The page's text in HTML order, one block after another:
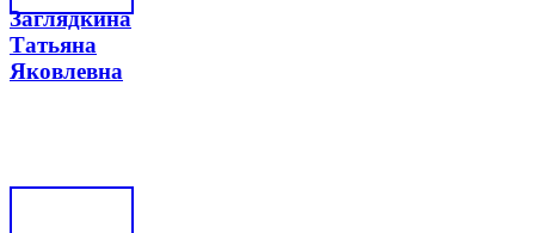
Заглядкина
Татьяна
Яковлевна